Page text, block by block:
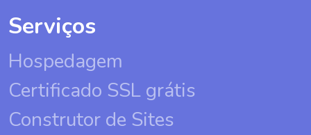
Serviços
Hospedagem
Certificado SSL grátis
Construtor de Sites